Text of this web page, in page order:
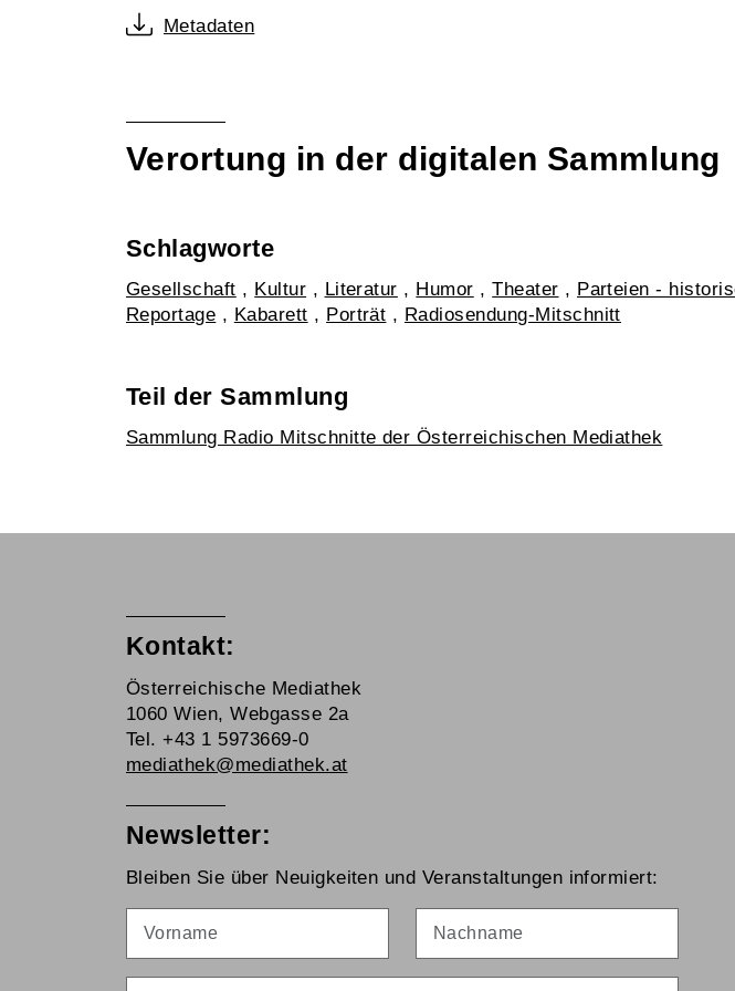
Metadaten
Verortung in der digitalen Sammlung
Schlagworte
Gesellschaft , Kultur , Literatur , Humor ,Theater , Parteien -
Reportage , Kabarett , Porträt , Radiosendung-Mitschnitt
Teil der Sammlung
Sammlung Radio Mitschnitte der Österreichischen Mediathek
Kontakt:
Österreichische Mediathek
1060 Wien, Webgasse 2a
Tel. +43 1 5973669-0
mediathek@mediathek.at
Newsletter:
Bleiben Sie über Neuigkeiten und Veranstaltungen informiert: